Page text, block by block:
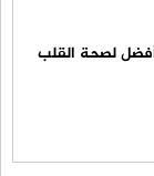
أفضل لصحة القلب